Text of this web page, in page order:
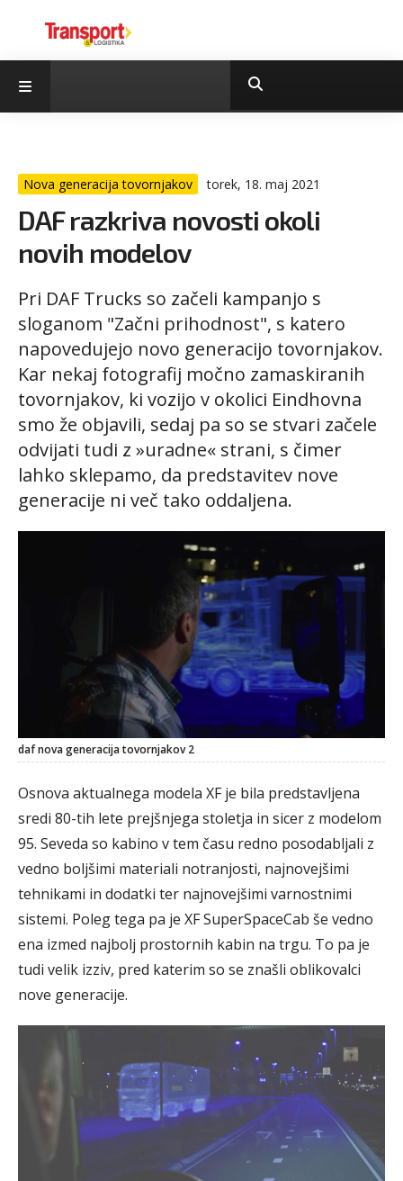
Nova generacija tovornjakov torek, 18. maj 2021
DAF razkriva novosti okoli
novih modelov
Pri DAF Trucks so začeli kampanjo s
sloganom "Začni prihodnost", s katero
napovedujejo novo generacijo tovornjakov.
Kar nekaj fotografij močno zamaskiranih
tovornjakov, ki vozijo v okolici Eindhovna
smo že objavili, sedaj pa so se stvari začele
odvijati tudi z »uradne« strani, s čimer
lahko sklepamo, da predstavitev nove
generacije ni več tako oddaljena.
daf nova generacija tovornjakov 2
Osnova aktualnega modela XF je bila predstavljena
sredi 80-tih lete prejšnjega stoletja in sicer z modelom
95. Seveda so kabino v tem času redno posodabljali z
vedno boljšimi materiali notranjosti, najnovejšimi
tehnikami in dodatki ter najnovejšimi varnostnimi
sistemi. Poleg tega pa je XF SuperSpaceCab še vedno
ena izmed najbolj prostornih kabin na trgu. To pa je
tudi velik izziv, pred katerim so se znašli oblikovalci
nove generacije.